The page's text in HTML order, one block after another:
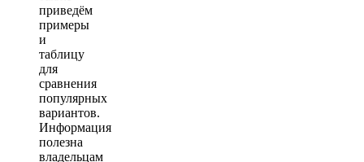
приведём
примеры
и
таблицу
для
сравнения
популярных
вариантов.
Информация
полезна
владельцам